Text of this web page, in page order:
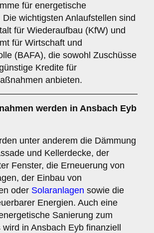
für energetische
Die wichtigsten Anlaufstellen sind
für Wiederaufbau (KfW) und
für Wirtschaft und
(BAFA), die sowohl Zuschüsse
Kredite für
anbieten.
werden in Ansbach Eyb
unter anderem die Dämmung
und Kellerdecke, der
Fenster, die Erneuerung von
der Einbau von
oder Solaranlagen sowie die
Energien. Auch eine
Sanierung zum
in Ansbach Eyb finanziell